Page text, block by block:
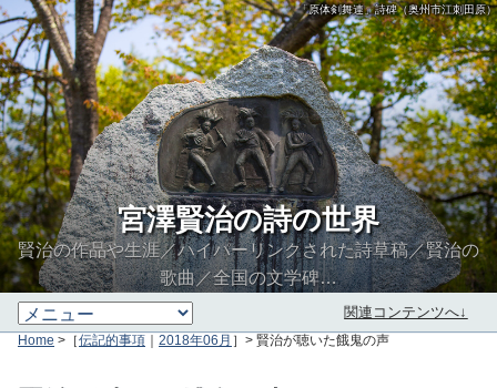
「原体剣舞連」詩碑（奥州市江刺田原）
宮澤賢治の詩の世界
賢治の作品や生涯／ハイパーリンクされた詩草稿／賢治の
歌曲／全国の文学碑…
関連コンテンツへ↓
Home >［伝記的事項 ｜ 2018年06月 ］> 賢治が聴いた餓鬼の声